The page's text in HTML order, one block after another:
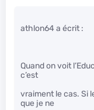
athlon64 a écrit :
Quand on voit
c’est
vraiment le cas. Si
que je ne